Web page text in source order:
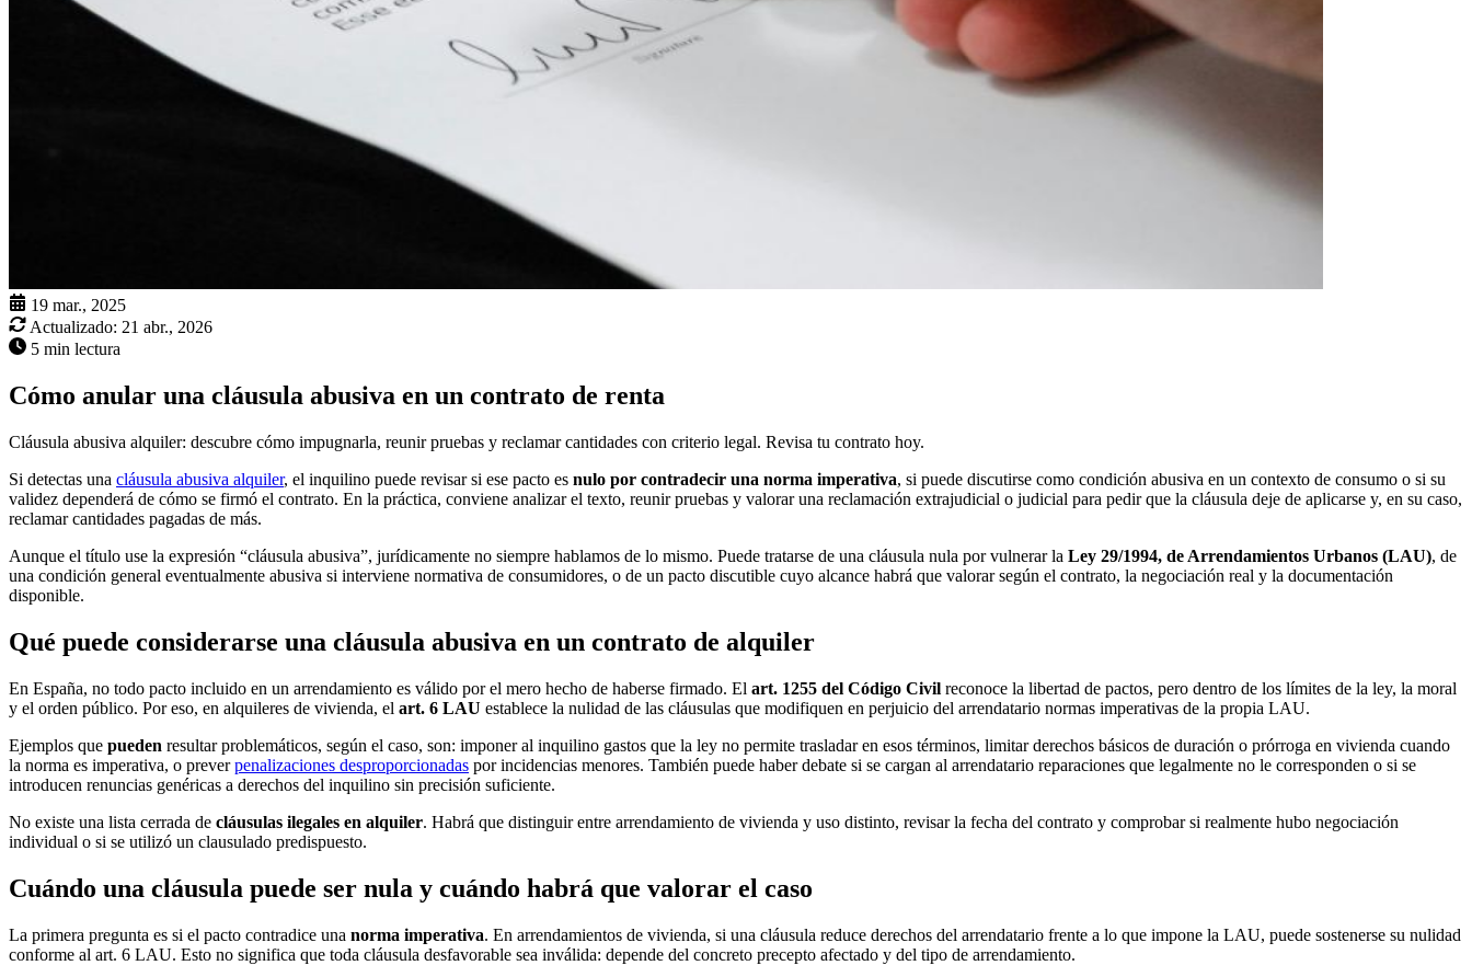
19 mar., 2025
Actualizado: 21 abr., 2026
5 min lectura
Cómo anular una cláusula abusiva en un contrato de renta
Cláusula abusiva alquiler: descubre cómo impugnarla, reunir pruebas y reclamar cantidades con criterio legal. Revisa tu contrato hoy.
Si detectas una cláusula abusiva alquiler, el inquilino puede revisar si ese pacto es nulo por contradecir una norma imperativa, si puede discutirse como condición abusiva en un contexto de consumo o si su
validez dependerá de cómo se firmó el contrato. En la práctica, conviene analizar el texto, reunir pruebas y valorar una reclamación extrajudicial o judicial para pedir que la cláusula deje de aplicarse y, en su caso,
reclamar cantidades pagadas de más.
Aunque el título use la expresión “cláusula abusiva”, jurídicamente no siempre hablamos de lo mismo. Puede tratarse de una cláusula nula por vulnerar la Ley 29/1994, de Arrendamientos Urbanos (LAU), de
una condición general eventualmente abusiva si interviene normativa de consumidores, o de un pacto discutible cuyo alcance habrá que valorar según el contrato, la negociación real y la documentación
disponible.
Qué puede considerarse una cláusula abusiva en un contrato de alquiler
En España, no todo pacto incluido en un arrendamiento es válido por el mero hecho de haberse firmado. El art. 1255 del Código Civil reconoce la libertad de pactos, pero dentro de los límites de la ley, la moral
y el orden público. Por eso, en alquileres de vivienda, el art. 6 LAU establece la nulidad de las cláusulas que modifiquen en perjuicio del arrendatario normas imperativas de la propia LAU.
Ejemplos que pueden resultar problemáticos, según el caso, son: imponer al inquilino gastos que la ley no permite trasladar en esos términos, limitar derechos básicos de duración o prórroga en vivienda cuando
la norma es imperativa, o preverpenalizaciones desproporcionadas por incidencias menores. También puede haber debate si se cargan al arrendatario reparaciones que legalmente no le corresponden o si se
introducen renuncias genéricas a derechos del inquilino sin precisión suficiente.
No existe una lista cerrada de cláusulas ilegales en alquiler. Habrá que distinguir entre arrendamiento de vivienda y uso distinto, revisar la fecha del contrato y comprobar si realmente hubo negociación
individual o si se utilizó un clausulado predispuesto.
Cuándo una cláusula puede ser nula y cuándo habrá que valorar el caso
La primera pregunta es si el pacto contradice una norma imperativa. En arrendamientos de vivienda, si una cláusula reduce derechos del arrendatario frente a lo que impone la LAU, puede sostenerse su nulidad
conforme al art. 6 LAU. Esto no significa que toda cláusula desfavorable sea inválida: depende del concreto precepto afectado y del tipo de arrendamiento.